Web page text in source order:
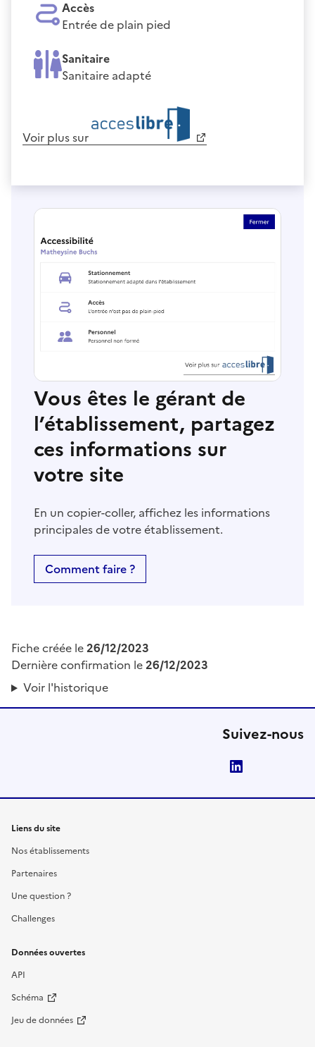
Accès
Entrée de plain pied
Sanitaire
Sanitaire adapté
Voir plus sur
Vous êtes le gérant de
l’établissement, partagez
ces informations sur
votre site
En un copier-coller, affichez les informations
principales de votre établissement.
Comment faire ?
Fiche créée le26/12/2023
Dernière confirmation le26/12/2023
Voir l'historique
Suivez-nous
Liens du site
Nos établissements
Partenaires
Une question ?
Challenges
Données ouvertes
API
Schéma
Jeu de données